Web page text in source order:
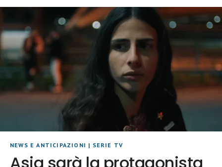
NEWS E ANTICIPAZIONI | SERIE TV
Asia sarà la protagonista